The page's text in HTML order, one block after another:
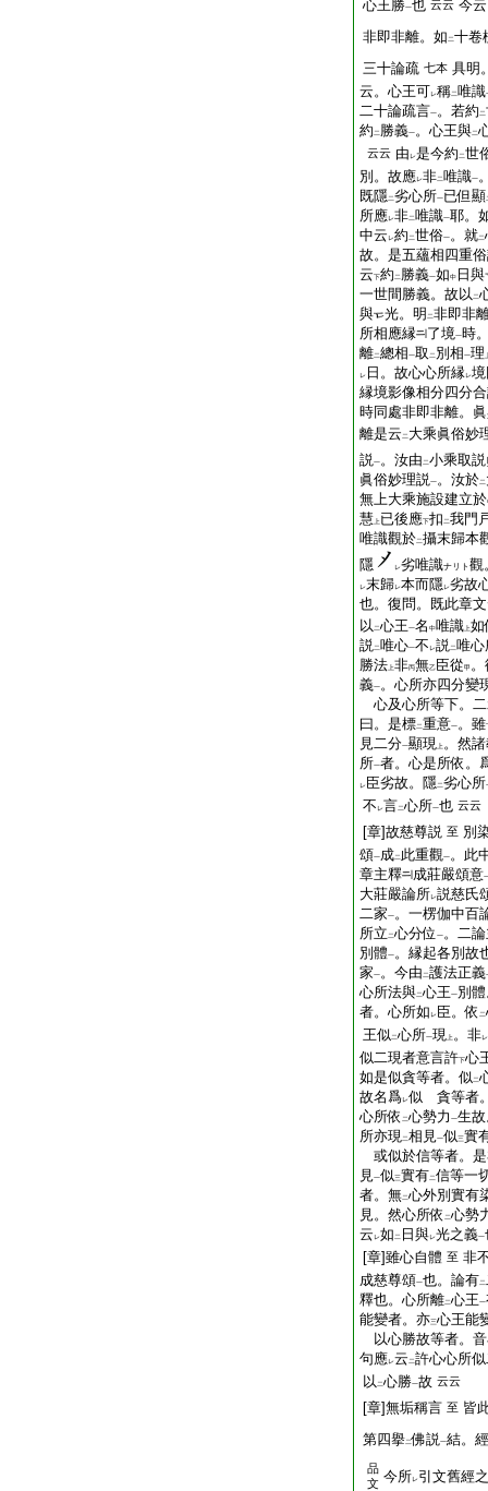
心王勝一也 云云 今
非即非離。如 二十卷
三十論疏 七本 具明
云。心王可レ稱二唯識
二十論疏言一。若約 二
約 二 勝義一。心王與二
云云 由 レ是今約 二世
別。故應レ非二唯識一
既隱二劣心所一已但顯
所應レ非二唯識一耶。
中云 レ約 二世俗一。就二
故。是五蘊相四重
云下約 二 勝義一如中 日與
一世間勝義。故以 二
與
光。明 二非即非
所相應縁
了境一時
離二總相一取 二 別相一理
レ 日。故心心所縁レ
縁境影像相分四分
時同處非即非離。
離是云 二 大乘眞俗妙
説一。汝由 二小乘取
眞俗妙理説一。汝於二
無上大乘施設建立於
慧 上 已後應下扣 二我門
唯識觀於二攝末歸本
隱
レ劣唯識ナリト 觀
レ末歸レ本而隱レ劣故
也。復問。既此章
以 二心王一名 中唯識 上如
説二唯心一不 レ説二唯心
勝法 上非丙無乙 臣從甲
義一。心所亦四分變
心及心所等下。
曰。是標二重意一。雖
見二分一顯現 上 。然
所一者。心是所依。
レ 臣劣故。隱二劣心所
不 レ言二心所一也 云云
[章]故慈尊説 至 別
頌一成二 此重觀一。此
章主釋
成莊嚴頌意
大莊嚴論所レ説慈氏
二家一。一楞伽中百
所立 二心分位 一。二
別體一。縁起各別故
家一。今由 二護法正義
心所法與二心王一別
者。心所如 レ 臣。依 二
王似二心所一現 上 。非レ
似二現者意言許下心
如是似貪等者。似二
故名爲レ似 貪等者
心所依 二心勢力 一生
所亦現二相見一似三實
或似於信等者。
見一似三實有二信等一
者。無二心外別實有
見。然心所依 二心勢
云 レ如 二 日與レ光之義一
[章]雖心自體 至 非
成慈尊頌一也。論有二
釋也。心所離二心王一
能變者。亦三心王能
以心勝故等者。
句應レ云 二許心心所
以 二心勝一故 云云
[章]無垢稱言 至 皆
第四擧二佛説一結。
品
文 今所レ引文舊經